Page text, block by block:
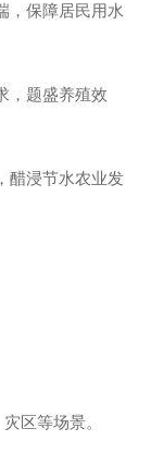
，保障居民用水
，题盛养殖效
醋浸节水农业发
区等场景。